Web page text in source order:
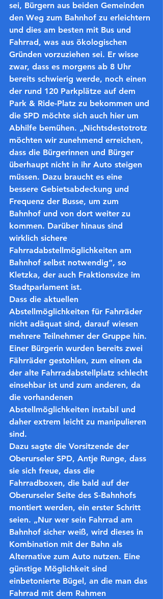
sei, Bürgern aus beiden Gemeinden
den Weg zum Bahnhof zu erleichtern
und dies am besten mit Bus und
Fahrrad, was aus ökologischen
Gründen vorzuziehen sei. Er wisse
zwar, dass es morgens ab 8 Uhr
bereits schwierig werde, noch einen
der rund 120 Parkplätze auf dem
Park & Ride-Platz zu bekommen und
die SPD möchte sich auch hier um
Abhilfe bemühen. „Nichtsdestotrotz
möchten wir zunehmend erreichen,
dass die Bürgerinnen und Bürger
überhaupt nicht in ihr Auto steigen
müssen. Dazu braucht es eine
bessere Gebietsabdeckung und
Frequenz der Busse, um zum
Bahnhof und von dort weiter zu
kommen. Darüber hinaus sind
wirklich sichere
Fahrradabstellmöglichkeiten am
Bahnhof selbst notwendig“, so
Kletzka, der auch Fraktionsvize im
Stadtparlament ist.
Dass die aktuellen
Abstellmöglichkeiten für Fahrräder
nicht adäquat sind, darauf wiesen
mehrere Teilnehmer der Gruppe hin.
Einer Bürgerin wurden bereits zwei
Fährräder gestohlen, zum einen da
der alte Fahrradabstellplatz schlecht
einsehbar ist und zum anderen, da
die vorhandenen
Abstellmöglichkeiten instabil und
daher extrem leicht zu manipulieren
sind.
Dazu sagte die Vorsitzende der
Oberurseler SPD, Antje Runge, dass
sie sich freue, dass die
Fahrradboxen, die bald auf der
Oberurseler Seite des S-Bahnhofs
montiert werden, ein erster Schritt
seien. „Nur wer sein Fahrrad am
Bahnhof sicher weiß, wird dieses in
Kombination mit der Bahn als
Alternative zum Auto nutzen. Eine
günstige Möglichkeit sind
einbetonierte Bügel, an die man das
Fahrrad mit dem Rahmen